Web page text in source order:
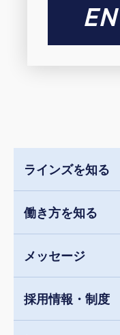
ラインズを知る
働き方を知る
メッセージ
採用情報・制度